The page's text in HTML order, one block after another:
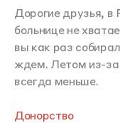
Дорогие друзья, в
больнице не
вы как раз
ждем. Летом из-за
всегда меньше.
Донорство